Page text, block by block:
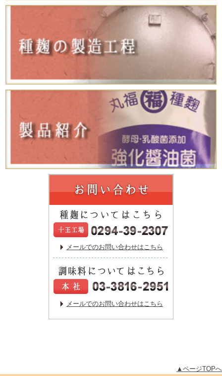
メールでのお問い合わせはこちら
メールでのお問い合わせはこちら
▲ページTOPへ